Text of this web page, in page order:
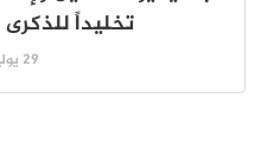
تخليداً للذكرى الـ27 لعيد
29 يوليو 2026